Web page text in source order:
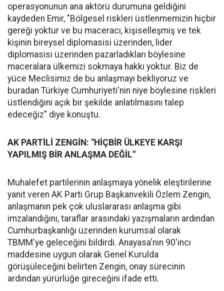
operasyonunun ana aktörü durumuna geldiğini
kaydeden Emir, "Bölgesel riskleri üstlenmemizin hiçbir
gereği yoktur ve bu maceracı, kişiselleşmiş ve tek
kişinin bireysel diplomasisi üzerinden, lider
diplomasisi üzerinden pazarladıkları böylesine
maceralara ülkemizi sokmaya hakkı yoktur. Biz de
yüce Meclisimiz de bu anlaşmayı bekliyoruz ve
buradan Türkiye Cumhuriyeti'nin niye böylesine riskleri
üstlendiğini açık bir şekilde anlatılmasını talep
edeceğiz" diye konuştu.
AK PARTİLİ ZENGİN: "HİÇBİR ÜLKEYE KARŞI
YAPILMIŞ BİR ANLAŞMA DEĞİL"
Muhalefet partilerinin anlaşmaya yönelik eleştirilerine
yanıt veren AK Parti Grup Başkanvekili Özlem Zengin,
anlaşmanın pek çok uluslararası anlaşma gibi
imzalandığını, taraflar arasındaki yazışmaların ardından
Cumhurbaşkanlığı üzerinden kurumsal olarak
TBMM'ye geleceğini bildirdi. Anayasa'nın 90'ıncı
maddesine uygun olarak Genel Kurulda
görüşüleceğini belirten Zengin, onay sürecinin
ardından yürürlüğe gireceğini ifade etti.